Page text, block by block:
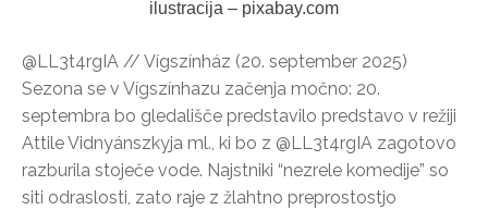
ilustracija – pixabay.com
@LL3t4rgIA // Vígszínház (20. september 2025)
Sezona se v Vígszínhazu začenja močno: 20.
septembra bo gledališče predstavilo predstavo v režiji
Attile Vidnyánszkyja ml., ki bo z @LL3t4rgIA zagotovo
razburila stoječe vode. Najstniki “nezrele komedije” so
siti odraslosti, zato raje z žlahtno preprostostjo